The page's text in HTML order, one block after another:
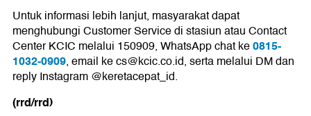
Untuk informasi lebih lanjut, masyarakat dapat
menghubungi Customer Service di stasiun atau Contact
Center KCIC melalui 150909, WhatsApp chat ke0815-
1032-0909, email ke cs@kcic.co.id, serta melalui DM dan
reply Instagram @keretacepat_id.
(rrd/rrd)